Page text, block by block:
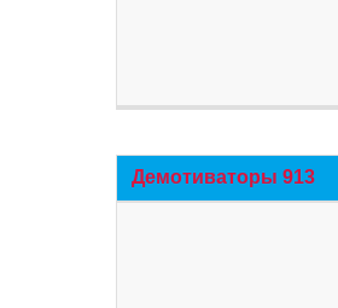
Демотиваторы 913